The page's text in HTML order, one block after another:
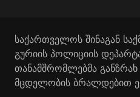
საქართველოს შინაგან
გურიის პოლიციის
თანამშრომლებმა
მცდელობის ბრალდებით